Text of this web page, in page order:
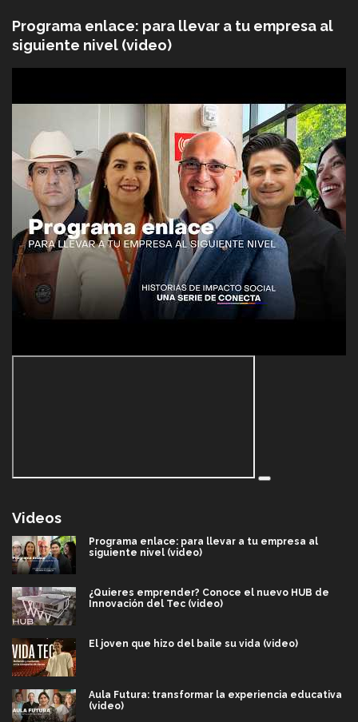
Programa enlace: para llevar a tu empresa al
siguiente nivel (video)
Videos
Programa enlace: para llevar a tu empresa al
siguiente nivel (video)
¿Quieres emprender? Conoce el nuevo HUB de
Innovación del Tec (video)
El joven que hizo del baile su vida (video)
Aula Futura: transformar la experiencia educativa
(video)